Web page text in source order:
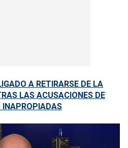
A RETIRARSE DE LA
LAS ACUSACIONES DE
INAPROPIADAS